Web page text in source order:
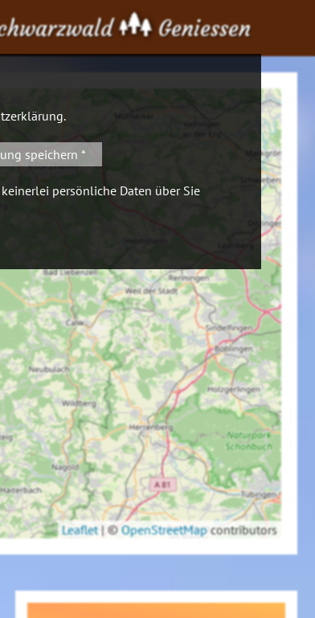
Geniessen
Leaflet |©OpenStreetMapcontributors
.
speichern *
persönliche Daten über Sie